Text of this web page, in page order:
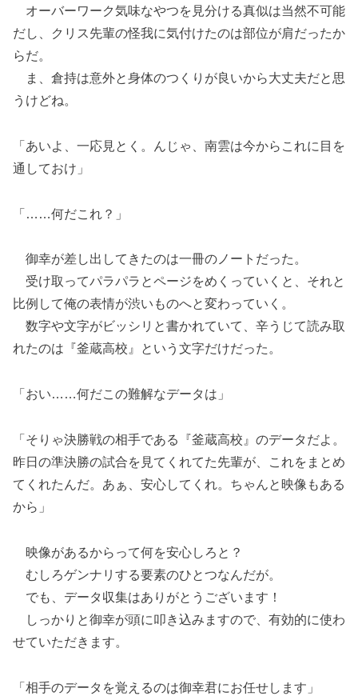
オーバーワーク気味なやつを見分ける真似は当然不可能
だし、クリス先輩の怪我に気付けたのは部位が肩だったか
らだ。
ま、倉持は意外と身体のつくりが良いから大丈夫だと思
うけどね。
「あいよ、一応見とく。んじゃ、南雲は今からこれに目を
通しておけ」
「……何だこれ？」
御幸が差し出してきたのは一冊のノートだった。
受け取ってパラパラとページをめくっていくと、それと
比例して俺の表情が渋いものへと変わっていく。
数字や文字がビッシリと書かれていて、辛うじて読み取
れたのは『釜蔵高校』という文字だけだった。
「おい……何だこの難解なデータは」
「そりゃ決勝戦の相手である『釜蔵高校』のデータだよ。
昨日の準決勝の試合を見てくれてた先輩が、これをまとめ
てくれたんだ。あぁ、安心してくれ。ちゃんと映像もある
から」
映像があるからって何を安心しろと？
むしろゲンナリする要素のひとつなんだが。
でも、データ収集はありがとうございます！
しっかりと御幸が頭に叩き込みますので、有効的に使わ
せていただきます。
「相手のデータを覚えるのは御幸君にお任せします」